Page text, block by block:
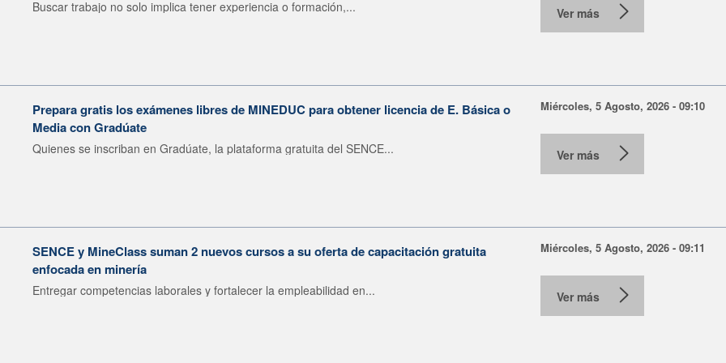
Buscar trabajo no solo implica tener experiencia o formación,... Ver más
Prepara gratis los exámenes libres de MINEDUC para obtener licencia de E. Básica o
Media con Gradúate
Quienes se inscriban en Gradúate, la plataforma gratuita del SENCE...
Miércoles, 5 Agosto, 2026 - 09:10
Ver más
SENCE y MineClass suman 2 nuevos cursos a su oferta de capacitación gratuita
enfocada en minería
Entregar competencias laborales y fortalecer la empleabilidad en...
Miércoles, 5 Agosto, 2026 - 09:11
Ver más